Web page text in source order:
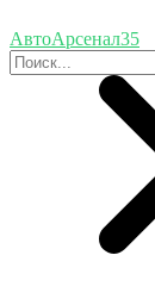
АвтоАрсенал35